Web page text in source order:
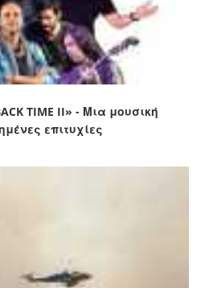
TIME II» - Μια μουσική
επιτυχίες